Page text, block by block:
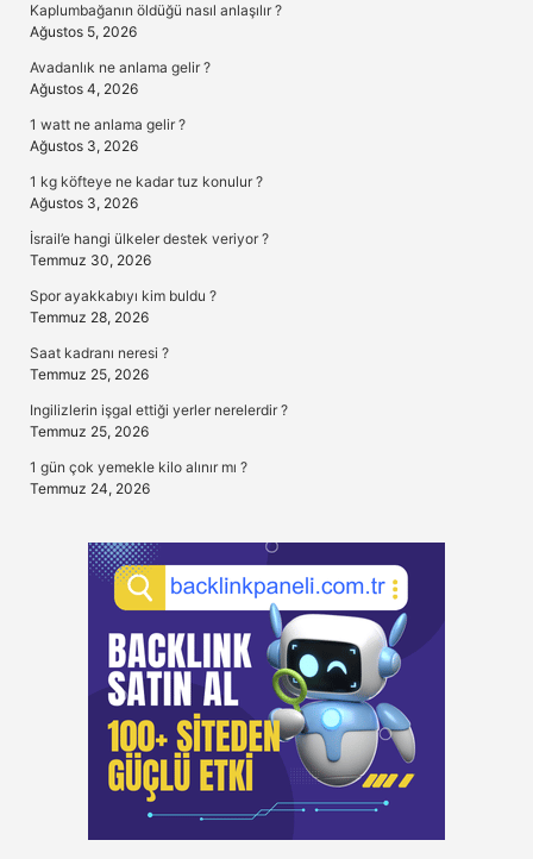
Kaplumbağanın öldüğü nasıl anlaşılır ?
Ağustos 5, 2026
Avadanlık ne anlama gelir ?
Ağustos 4, 2026
1 watt ne anlama gelir ?
Ağustos 3, 2026
1 kg köfteye ne kadar tuz konulur ?
Ağustos 3, 2026
İsrail’e hangi ülkeler destek veriyor ?
Temmuz 30, 2026
Spor ayakkabıyı kim buldu ?
Temmuz 28, 2026
Saat kadranı neresi ?
Temmuz 25, 2026
Ingilizlerin işgal ettiği yerler nerelerdir ?
Temmuz 25, 2026
1 gün çok yemekle kilo alınır mı ?
Temmuz 24, 2026